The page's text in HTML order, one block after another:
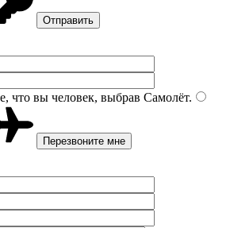
что вы человек, выбрав Самолёт.